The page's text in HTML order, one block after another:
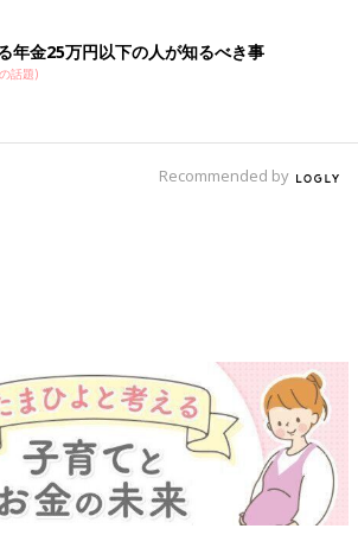
年金25万円以下の人が知るべき事
話題)
Recommended by